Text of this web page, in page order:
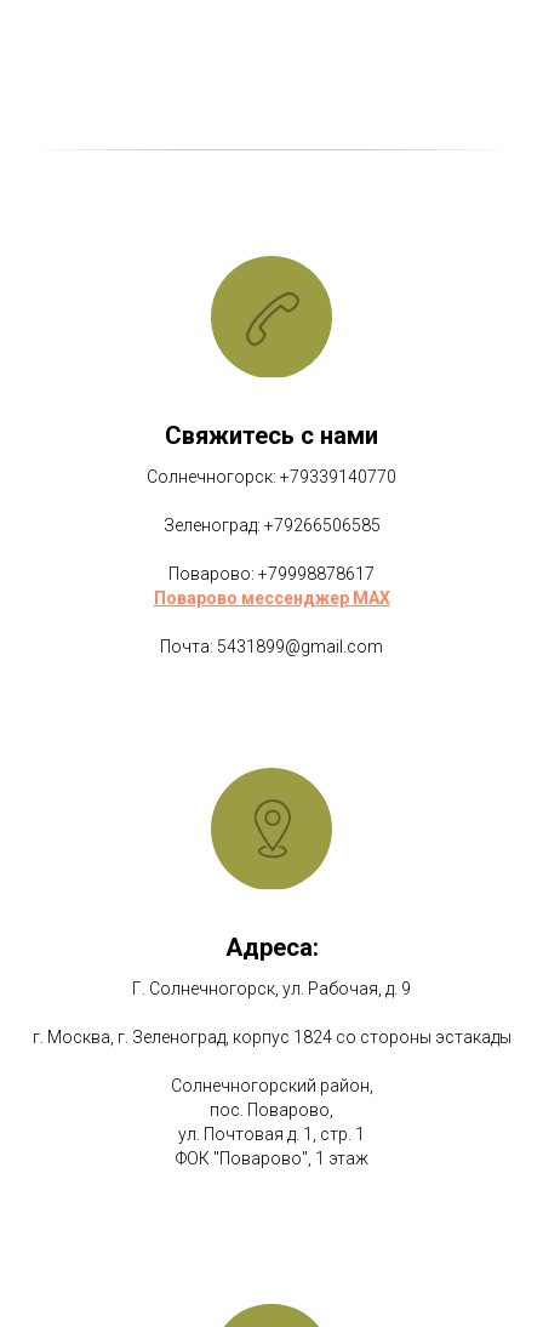
Свяжитесь с нами
Солнечногорск: +79339140770
Зеленоград: +79266506585
Поварово: +79998878617
Поварово мессенджер MAX
Почта: 5431899@gmail.com
Адреса:
Г. Солнечногорск, ул. Рабочая, д. 9
г. Москва, г. Зеленоград, корпус 1824 со стороны эстакады
Солнечногорский район,
пос. Поварово,
ул. Почтовая д. 1, стр. 1
ФОК "Поварово", 1 этаж